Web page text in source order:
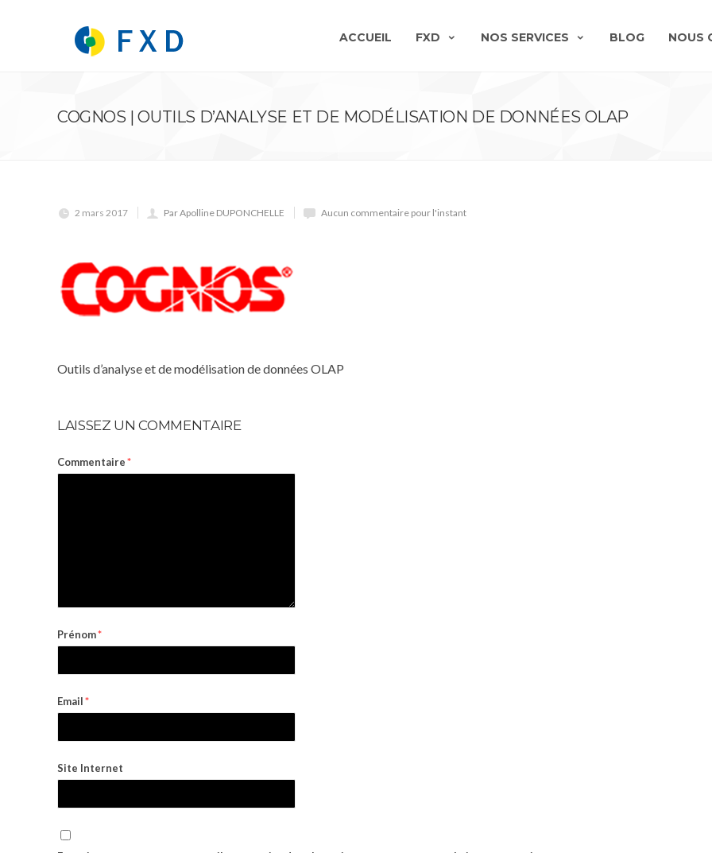
ACCUEIL FXD NOS SERVICES BLOG NOUS
COGNOS | OUTILS D’ANALYSE ET DE MODÉLISATION DE DONNÉES OLAP
2 mars 2017 Par Apolline DUPONCHELLE Aucun commentaire pour l'instant
Outils d’analyse et de modélisation de données OLAP
LAISSEZ UN COMMENTAIRE
Commentaire*
Prénom*
Email*
Site Internet